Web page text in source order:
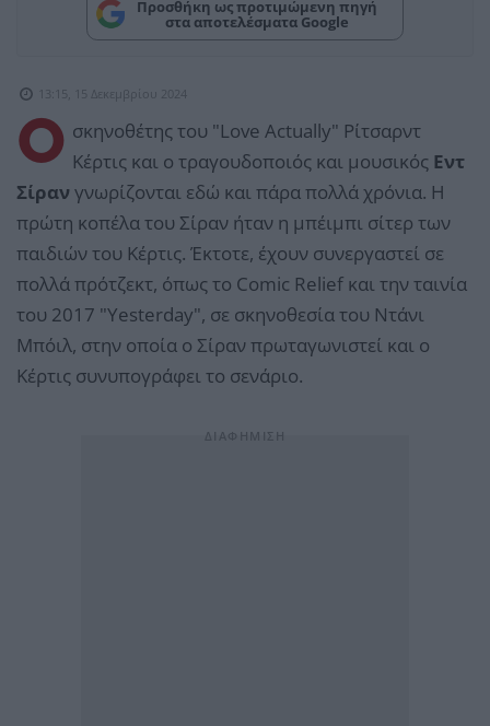
Προσθήκη ως προτιμώμενη πηγή
στα αποτελέσματα Google
13:15, 15 Δεκεμβρίου 2024
Ο σκηνοθέτης του "Love Actually" Ρίτσαρντ
Κέρτις και ο τραγουδοποιός και μουσικός Εντ
Σίραν γνωρίζονται εδώ και πάρα πολλά χρόνια. Η
πρώτη κοπέλα του Σίραν ήταν η μπέιμπι σίτερ των
παιδιών του Κέρτις. Έκτοτε, έχουν συνεργαστεί σε
πολλά πρότζεκτ, όπως το Comic Relief και την ταινία
του 2017 "Yesterday", σε σκηνοθεσία του Ντάνι
Μπόιλ, στην οποία ο Σίραν πρωταγωνιστεί και ο
Κέρτις συνυπογράφει το σενάριο.